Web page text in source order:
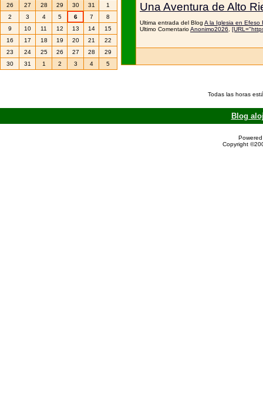
Una Aventura de Alto
Ultima entrada del Blog A la Iglesia en Efeso
Ultimo ComentarioAnonimo2026,
26
27 28 29 30 31
1
2
3 4 5 6 7
8
9
10 11 12 13 14
15
16
17 18 19 20 21
22
23
24 25 26 27 28
29
30
31 1 2 3 4 5
Todas las horas
Blog
Copyright